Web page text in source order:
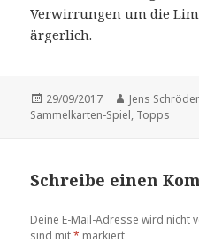
Verwirrungen um die
ärgerlich.
Veröffentlicht
am
29/09/2017 Autor
Jens Schröder
Sammelkarten-Spiel, Topps
Schreibe einen
Deine E-Mail-Adresse wird nicht
sind mit* markiert